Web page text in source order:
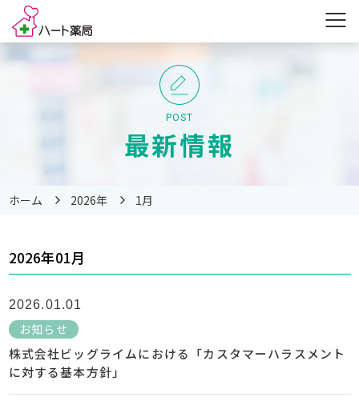
POST
最新情報
ホーム 2026年 1月
2026年01月
2026.01.01
お知らせ
株式会社ビッグライムにおける「カスタマーハラスメント
に対する基本方針」